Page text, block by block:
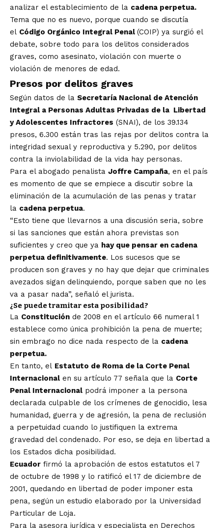
analizar el establecimiento de la cadena perpetua.
Tema que no es nuevo, porque cuando se discutía
el Código Orgánico Integral Penal (COIP) ya surgió el
debate, sobre todo para los delitos considerados
graves, como asesinato, violación con muerte o
violación de menores de edad.
Presos por delitos graves
Según datos de la Secretaría Nacional de Atención
Integral a Personas Adultas Privadas de la Libertad
y Adolescentes Infractores (SNAI), de los 39.134
presos, 6.300 están tras las rejas por delitos contra la
integridad sexual y reproductiva y 5.290, por delitos
contra la inviolabilidad de la vida hay personas.
Para el abogado penalista Joffre Campaña, en el país
es momento de que se empiece a discutir sobre la
eliminación de la acumulación de las penas y tratar
la cadena perpetua.
“Esto tiene que llevarnos a una discusión seria, sobre
si las sanciones que están ahora previstas son
suficientes y creo que ya hay que pensar en cadena
perpetua definitivamente. Los sucesos que se
producen son graves y no hay que dejar que criminales
avezados sigan delinquiendo, porque saben que no les
va a pasar nada”, señaló el jurista.
¿Se puede tramitar esta posibilidad?
La Constitución de 2008 en el artículo 66 numeral 1
establece como única prohibición la pena de muerte;
sin embrago no dice nada respecto de la cadena
perpetua.
En tanto, el Estatuto de Roma de la Corte Penal
Internacional en su artículo 77 señala que la Corte
Penal Internacional podrá imponer a la persona
declarada culpable de los crímenes de genocidio, lesa
humanidad, guerra y de agresión, la pena de reclusión
a perpetuidad cuando lo justifiquen la extrema
gravedad del condenado. Por eso, se deja en libertad a
los Estados dicha posibilidad.
Ecuador firmó la aprobación de estos estatutos el 7
de octubre de 1998 y lo ratificó el 17 de diciembre de
2001, quedando en libertad de poder imponer esta
pena, según un estudio elaborado por la Universidad
Particular de Loja.
Para la asesora jurídica y especialista en Derechos